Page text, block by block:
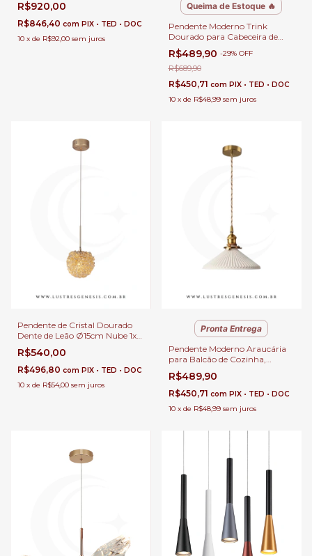
Quartos e Lavabo
R$920,00
R$846,40 com PIX • TED • DOC
10 x de R$92,00 sem juros
Queima de Estoque 🔥
Pendente Moderno Trink
Dourado para Cabeceira de
Cama, Balcão de Cozinha,
Quartos e Lavabo
R$489,90 -29% OFF
R$689,90
R$450,71 com PIX • TED • DOC
10 x de R$48,99 sem juros
Pendente de Cristal Dourado
Dente de Leão Ø15cm Nube 1x
Lâmpada G9 Para Cabeceira
de Cama, Lavabo e Balcão de
Cozinha
R$540,00
R$496,80 com PIX • TED • DOC
10 x de R$54,00 sem juros
Pronta Entrega
Pendente Moderno Araucária
para Balcão de Cozinha,
Quartos, Sala de Estar e Área
Gourmet - GMH o P-
ARAUCARIA-GOLD
R$489,90
R$450,71 com PIX • TED • DOC
10 x de R$48,99 sem juros